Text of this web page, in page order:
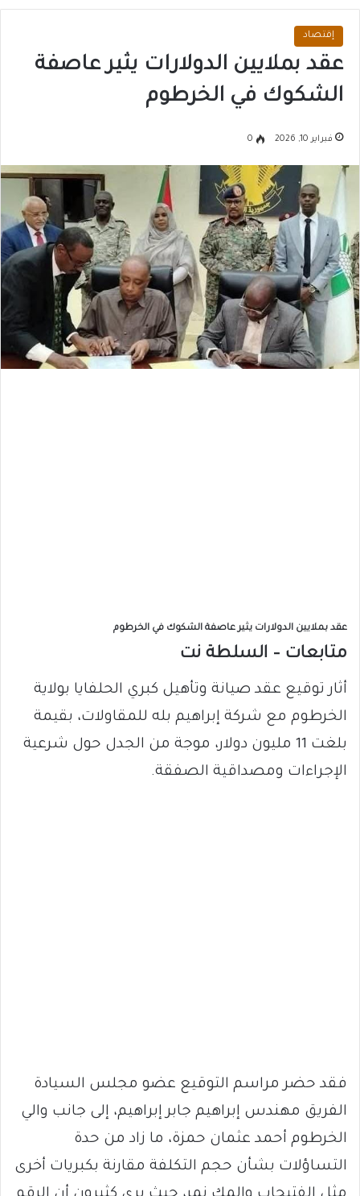
إقتصاد
عقد بملايين الدولارات يثير عاصفة
الشكوك في الخرطوم
فبراير 10, 2026 0
عقد بملايين الدولارات يثير عاصفة الشكوك في الخرطوم
متابعات – السلطة نت
أثار توقيع عقد صيانة وتأهيل كبري الحلفايا بولاية
الخرطوم مع شركة إبراهيم بله للمقاولات، بقيمة
بلغت 11 مليون دولار، موجة من الجدل حول شرعية
الإجراءات ومصداقية الصفقة.
فقد حضر مراسم التوقيع عضو مجلس السيادة
الفريق مهندس إبراهيم جابر إبراهيم، إلى جانب والي
الخرطوم أحمد عثمان حمزة، ما زاد من حدة
التساؤلات بشأن حجم التكلفة مقارنة بكبريات أخرى